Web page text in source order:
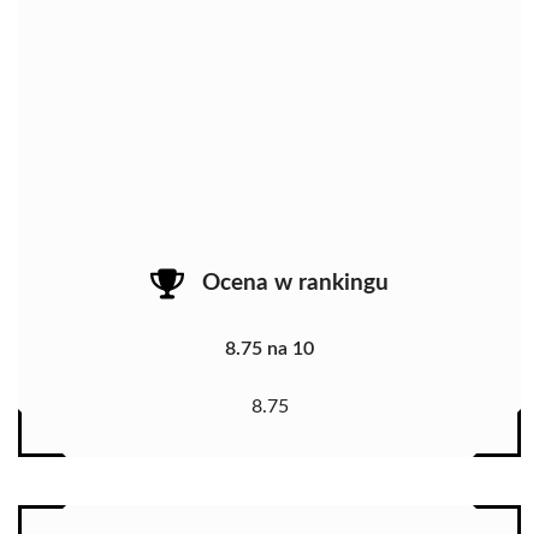
Ocena w rankingu
8.75 na 10
8.75